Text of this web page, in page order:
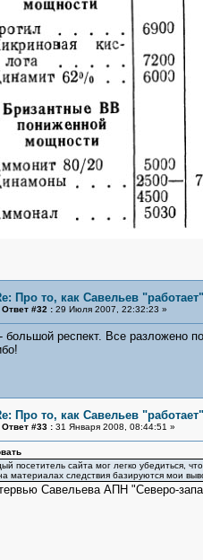
Про то, как Савельев
Ответ #32 :29 Июля 2007, 22:32:23 »
большой респект. Все разложено
Про то, как Савельев
Ответ #33 :31 Января 2008, 08:44:51 »
посетитель сайта мог легко убедиться,
материалах следствия базируются мои
Савельева АПН "Северо-